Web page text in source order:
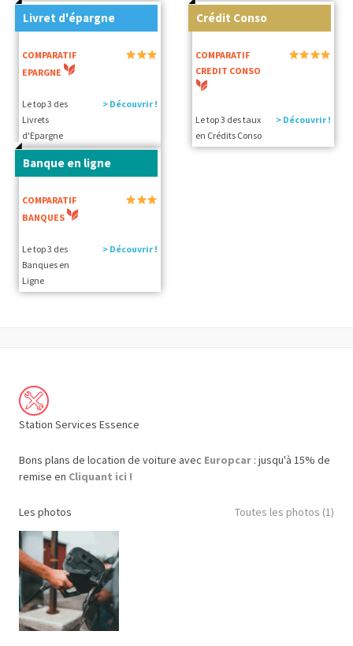
Livret d'épargne
COMPARATIF
EPARGNE
Le top 3 des
Livrets
d'Epargne
> Découvrir !
Crédit Conso
COMPARATIF
CREDIT CONSO
Le top 3 des taux
en Crédits Conso
> Découvrir !
Banque en ligne
COMPARATIF
BANQUES
Le top 3 des
Banques en
Ligne
> Découvrir !
Station Services Essence
Bons plans de location de voiture avec Europcar : jusqu'à 15% de
remise en Cliquant ici !
Les photos Toutes les photos (1)